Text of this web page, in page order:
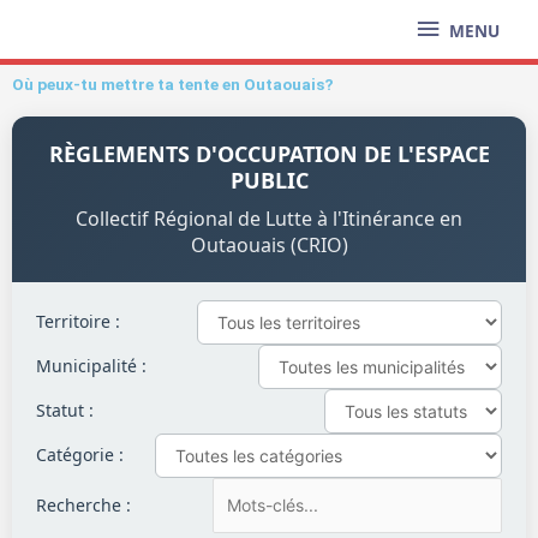
contenu
MENU
MENU
Où peux-tu mettre ta tente en Outaouais?
RÈGLEMENTS D'OCCUPATION DE L'ESPACE
PUBLIC
Collectif Régional de Lutte à l'Itinérance en
Outaouais (CRIO)
Territoire :
Municipalité :
Statut :
Catégorie :
Recherche :